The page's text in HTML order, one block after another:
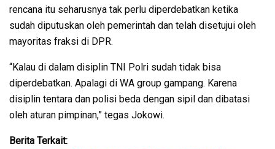
rencana itu seharusnya tak perlu diperdebatkan ketika
sudah diputuskan oleh pemerintah dan telah disetujui oleh
mayoritas fraksi di DPR.
“Kalau di dalam disiplin TNI Polri sudah tidak bisa
diperdebatkan. Apalagi di WA group gampang. Karena
disiplin tentara dan polisi beda dengan sipil dan dibatasi
oleh aturan pimpinan,” tegas Jokowi.
Berita Terkait: